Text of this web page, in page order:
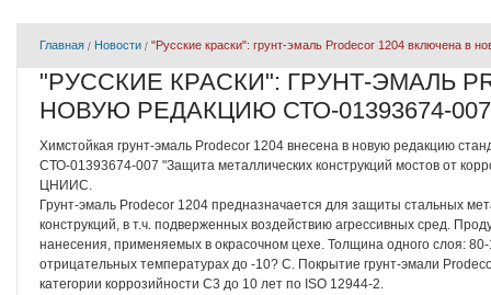
Главная Новости "Русские краски": грунт-эмаль Prodecor 1204 включена в
"РУССКИЕ КРАСКИ": ГРУНТ-ЭМАЛЬ
НОВУЮ РЕДАКЦИЮ СТО-01393674-
Химстойкая грунт-эмаль Prodecor 1204 внесена в новую редакцию
СТО-01393674-007 "Защита металлических конструкций мостов от
ЦНИИС.
Грунт-эмаль Prodecor 1204 предназначается для защиты стальных
конструкций, в т.ч. подверженных воздействию агрессивных сред.
нанесения, применяемых в окрасочном цехе. Толщина одного слоя:
отрицательных температурах до -10? С. Покрытие грунт-эмали
категории коррозийности C3 до 10 лет по ISO 12944-2.